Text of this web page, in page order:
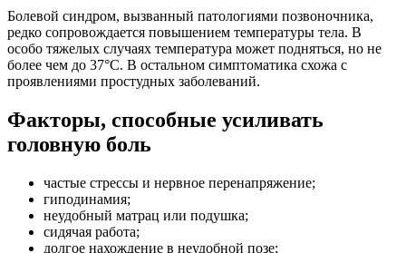
Болевой синдром, вызванный патологиями позвоночника,
редко сопровождается повышением температуры тела. В
особо тяжелых случаях температура может подняться, но не
более чем до 37°C. В остальном симптоматика схожа с
проявлениями простудных заболеваний.
Факторы, способные усиливать
головную боль
частые стрессы и нервное перенапряжение;
гиподинамия;
неудобный матрац или подушка;
сидячая работа;
долгое нахождение в неудобной позе;